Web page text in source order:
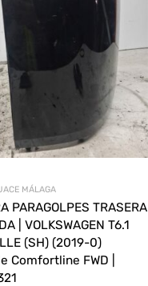
MÁLAGA
PARAGOLPES TRASERA
| VOLKSWAGEN T6.1
(SH) (2019-0)
Comfortline FWD |